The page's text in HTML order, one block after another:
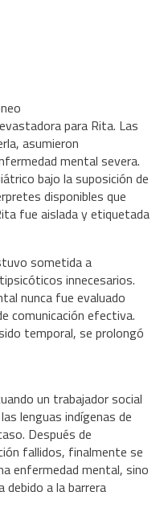
para Rita. Las
asumieron
mental severa.
bajo la suposición de
disponibles que
fue aislada y etiquetada
sometida a
innecesarios.
nunca fue evaluado
comunicación efectiva.
temporal, se prolongó
un trabajador social
lenguas indígenas de
Después de
fallidos, finalmente se
enfermedad mental, sino
a la barrera